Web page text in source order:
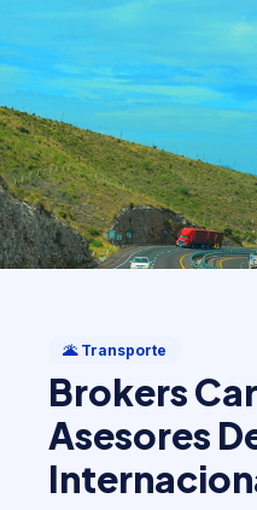
Brokers Carri -
Comercio
📍 Santa Cruz de la Sierra,
🌋 Transporte
Brokers
Asesores